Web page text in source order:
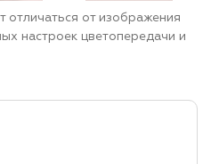
отличаться от изображения
настроек цветопередачи и